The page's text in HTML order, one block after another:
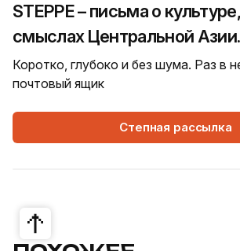
STEPPE – письма о
смыслах Центральной Азии.
Коротко, глубоко и без шума. Раз в
почтовый ящик
Степная рассылка